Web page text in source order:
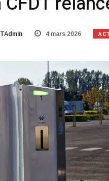
4 mars 2026